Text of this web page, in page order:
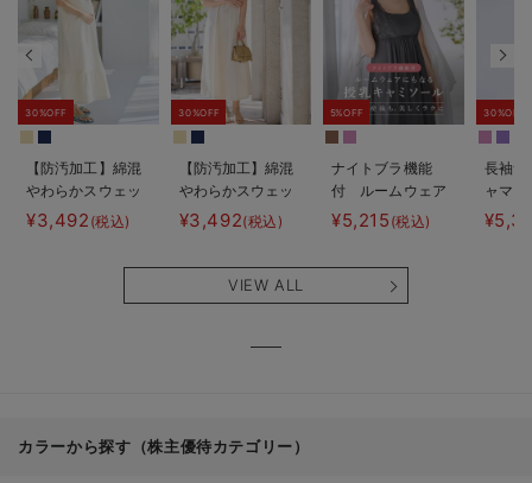
30%OFF
【防汚加工】綿混
やわらかスウェッ
ト半袖ティアード
ネグリジェ マタ
¥3,492 (税込)
30%OFF
【防汚加工】綿混
やわらかスウェッ
ト半袖フレアワン
ピース マタニテ
も長く使える】
¥3,492(税込)
5%OFF
ナイトブラ機能
付 ルームウェア
にもなる授乳キャ
ミソール
¥5,215 (税込)
30%OFF
長袖サ
ャマ
ェー
VIEW ALL
カラーから探す（株主優待カテゴリー）